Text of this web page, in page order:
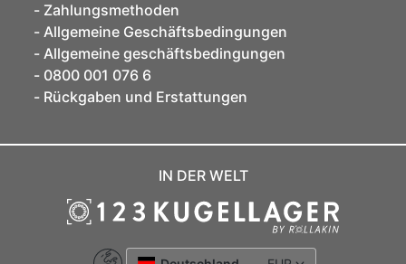
Zahlungsmethoden
Allgemeine Geschäftsbedingungen
Allgemeine geschäftsbedingungen
0800 001 076 6
Rückgaben und Erstattungen
IN DER WELT